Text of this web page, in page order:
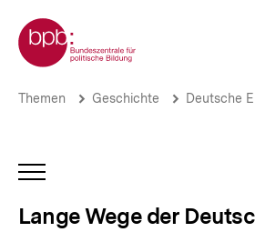
zum
Seiteninhalt
springen
Zur Startseite der bpb
Preisgabe
Lange
Wege
Deutschen
Brotkrümelnavigation
Pfadnavigation
Themen Geschichte Deutsche
INHALTSNAVIGATION
Lange Wege der